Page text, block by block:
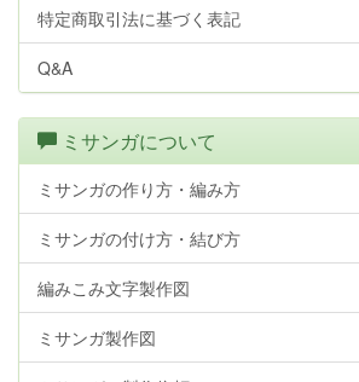
特定商取引法に基づく表記
Q&A
ミサンガについて
ミサンガの作り方・編み方
ミサンガの付け方・結び方
編みこみ文字製作図
ミサンガ製作図